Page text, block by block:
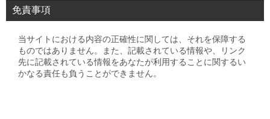
免責事項
当サイトにおける内容の正確性に関しては、それを保障する
ものではありません。また、記載されている情報や、リンク
先に記載されている情報をあなたが利用することに関するい
かなる責任も負うことができません。